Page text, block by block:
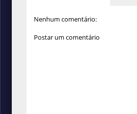
Nenhum comentário:
Postar um comentário